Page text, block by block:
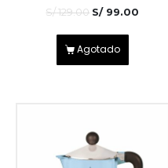
S/129.00 S/99.00
Agotado